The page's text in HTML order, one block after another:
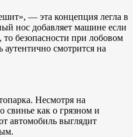
— эта концепция легла в
нос добавляет машине если
безопасности при лобовом
смотрится на
Несмотря на
свинье как о грязном и
автомобиль выглядит